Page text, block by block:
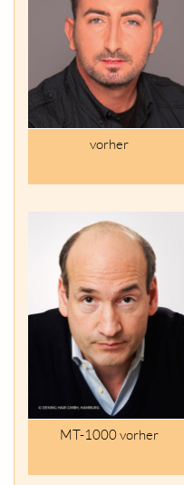
vorher
MT-1000 vorher